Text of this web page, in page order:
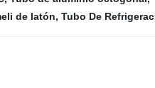
de latón, Tubo De